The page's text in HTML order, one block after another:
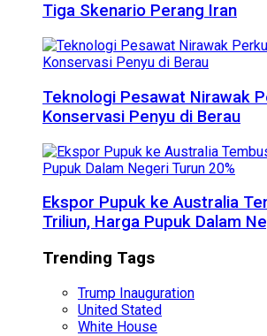
Tiga Skenario Perang Iran
Teknologi Pesawat Nirawak
Konservasi Penyu di Berau
Ekspor Pupuk ke Australia
Triliun, Harga Pupuk Dalam
Trending Tags
Trump Inauguration
United Stated
White House